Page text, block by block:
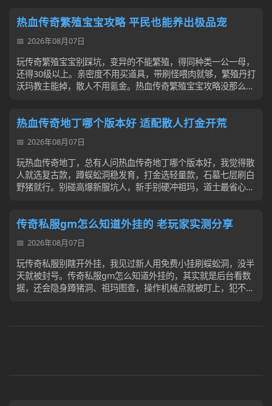
热血传奇繁殖宝宝攻略 平民也能养出极品宠
2026年08月07日
玩传奇繁殖宝宝别踩坑，变异的不能繁殖，得同种类一公一母，
还得30级以上。亲密度不用买道具，带刷怪喂肉就够，繁殖丹打
沃玛教主能掉，散人不用氪金。热血传奇繁殖宝宝攻略没那么复
热血传奇地丁哪个版本好 适配散人打金开荒
2026年08月07日
玩热血传奇地丁，总有人问热血传奇地丁哪个版本好，我觉得散
人就选复古款，蹲蜈蚣洞稳发育，打金选轻量款，石墓七层刷白
野猪就行。别碰高爆新服坑人，新手别硬冲祖玛，道士最省心，
传奇私服gm怎么知道外挂的 老玩家实测分享
2026年08月07日
玩传奇私服别瞎开外挂，我见过新人用免费小挂刷蜈蚣洞，没半
天就被封号。传奇私服gm怎么知道外挂的，其实就是后台看数
据，还会隐身蹲猪洞、祖玛图查，操作机械点就被盯上，犯不着